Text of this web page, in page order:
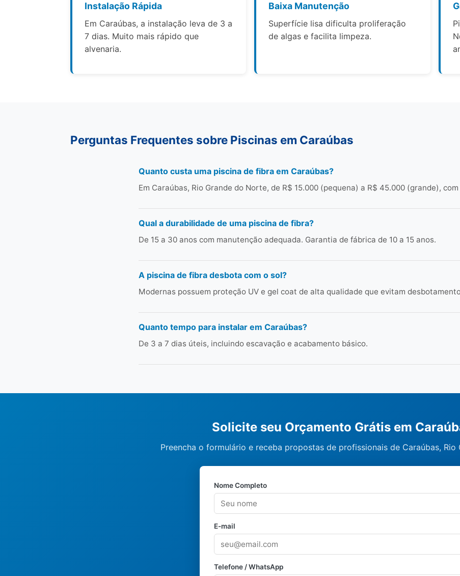
Instalação Rápida
Em Caraúbas, a instalação leva de 3 a
7 dias. Muito mais rápido que
alvenaria.
Baixa Manutenção
Superfície lisa dificulta proliferação
de algas e facilita limpeza.
Perguntas Frequentes sobre Piscinas em Caraúbas
Quanto custa uma piscina de fibra em Caraúbas?
Em Caraúbas, Rio Grande do Norte, de R$ 15.000 (pequena) a R$ 45.000 (grande),
Qual a durabilidade de uma piscina de fibra?
De 15 a 30 anos com manutenção adequada. Garantia de fábrica de 10 a 15 anos.
A piscina de fibra desbota com o sol?
Modernas possuem proteção UV e gel coat de alta qualidade que evitam
Quanto tempo para instalar em Caraúbas?
De 3 a 7 dias úteis, incluindo escavação e acabamento básico.
Solicite seu Orçamento Grátis em
Preencha o formulário e receba propostas de profissionais de Caraúbas,
Nome Completo
E-mail
Telefone / WhatsApp